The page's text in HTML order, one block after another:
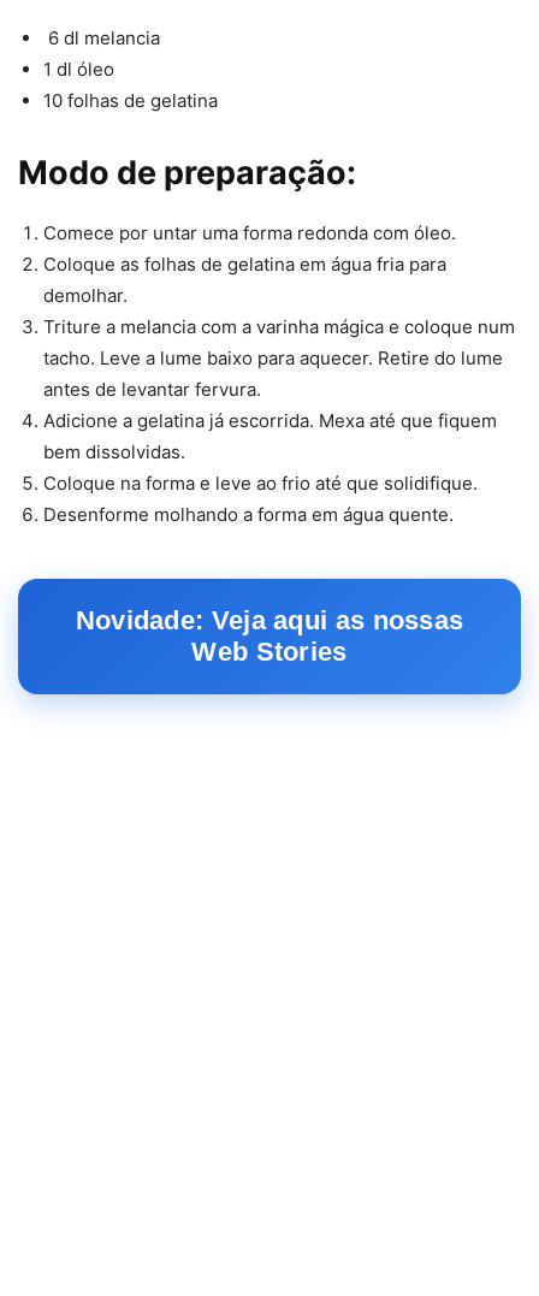
6 dl melancia
1 dl óleo
10 folhas de gelatina
Modo de preparação:
Comece por untar uma forma redonda com óleo.
Coloque as folhas de gelatina em água fria para
demolhar.
Triture a melancia com a varinha mágica e coloque num
tacho. Leve a lume baixo para aquecer. Retire do lume
antes de levantar fervura.
Adicione a gelatina já escorrida. Mexa até que fiquem
bem dissolvidas.
Coloque na forma e leve ao frio até que solidifique.
Desenforme molhando a forma em água quente.
Novidade: Veja aqui as nossas
Web Stories